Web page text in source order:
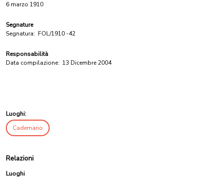
6 marzo 1910
Segnature
Segnatura: FOL/1910 -42
Responsabilità
Data compilazione: 13 Dicembre 2004
Luoghi:
Cademario
Relazioni
Luoghi